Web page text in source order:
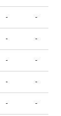
- -
- -
- -
- -
- -